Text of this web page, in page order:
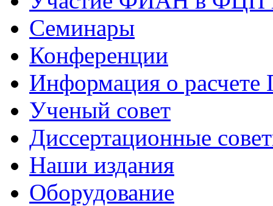
Семинары
Конференции
Информация о
Ученый совет
Диссертационные
Наши издания
Оборудование